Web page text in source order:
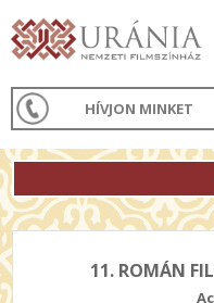
HÍVJON MINKET
11. ROMÁN